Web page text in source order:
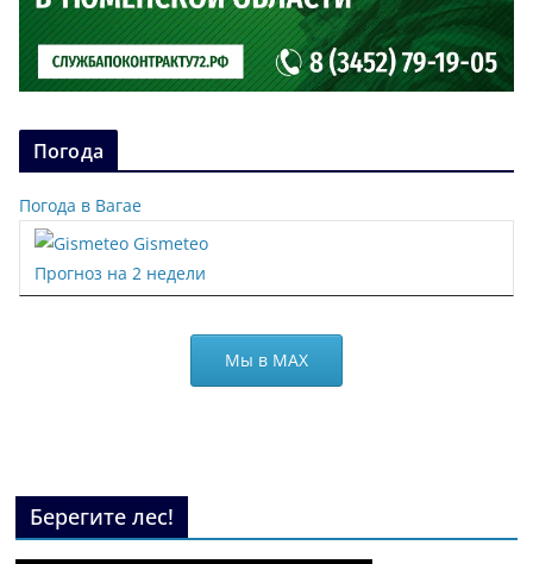
Погода
Погода в Вагае
Gismeteo
Прогноз на 2 недели
Мы в МАХ
Берегите лес!